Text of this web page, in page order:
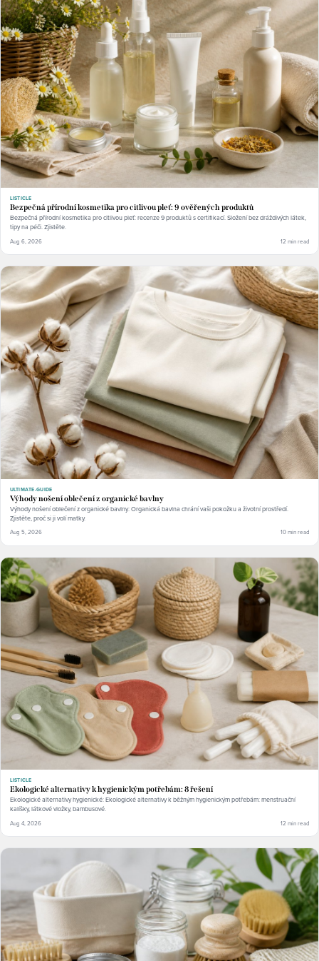
LISTICLE
Bezpečná přírodní kosmetika pro citlivou pleť: 9 ověřených produktů
Bezpečná přírodní kosmetika pro citlivou pleť: recenze 9 produktů s certifikací. Složení bez dráždivých látek,
tipy na péči. Zjistěte.
Aug 6, 2026 12 min read
ULTIMATE-GUIDE
Výhody nošení oblečení z organické bavlny
Výhody nošení oblečení z organické bavlny: Organická bavlna chrání vaši pokožku a životní prostředí.
Zjistěte, proč si ji volí matky.
Aug 5, 2026 10 min read
LISTICLE
Ekologické alternativy k hygienickým potřebám: 8 řešení
Ekologické alternativy hygienické: Ekologické alternativy k běžným hygienickým potřebám: menstruační
kalíšky, látkové vložky, bambusové.
Aug 4, 2026 12 min read